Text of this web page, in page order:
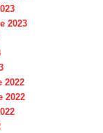
2023
2022
2022